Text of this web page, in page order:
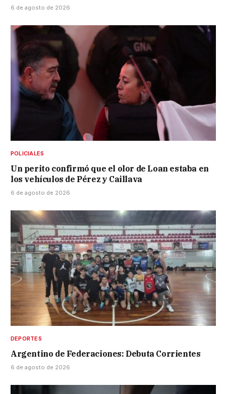
6 de agosto de 2026
POLICIALES
Un perito confirmó que el olor de Loan estaba en
los vehículos de Pérez y Caillava
6 de agosto de 2026
DEPORTES
Argentino de Federaciones: Debuta Corrientes
6 de agosto de 2026